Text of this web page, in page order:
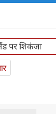
पर शिकंजा